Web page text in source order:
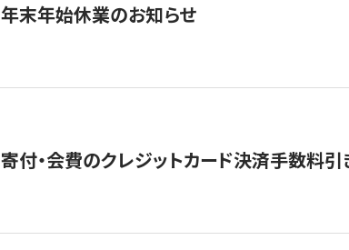
年末年始休業のお知らせ
寄付・会費のクレジットカード決済手数料引